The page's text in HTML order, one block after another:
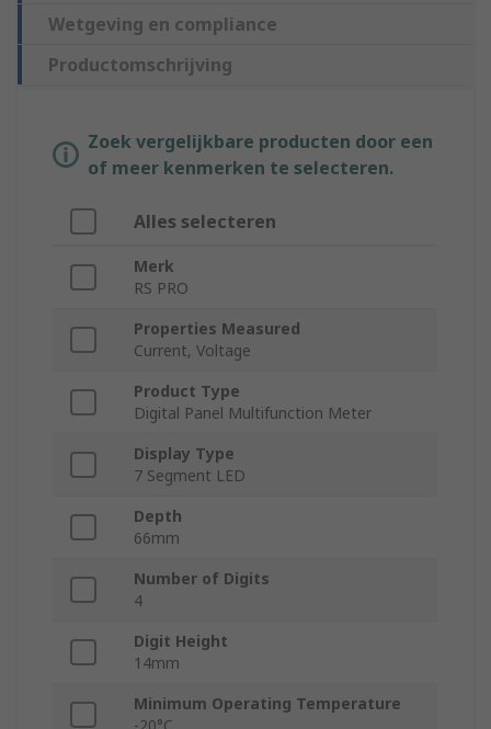
Wetgeving en compliance
Productomschrijving
Zoek vergelijkbare producten door een
of meer kenmerken te selecteren.
Alles selecteren
Merk
RS PRO
Properties Measured
Current, Voltage
Product Type
Digital Panel Multifunction Meter
Display Type
7 Segment LED
Depth
66mm
Number of Digits
4
Digit Height
14mm
Minimum Operating Temperature